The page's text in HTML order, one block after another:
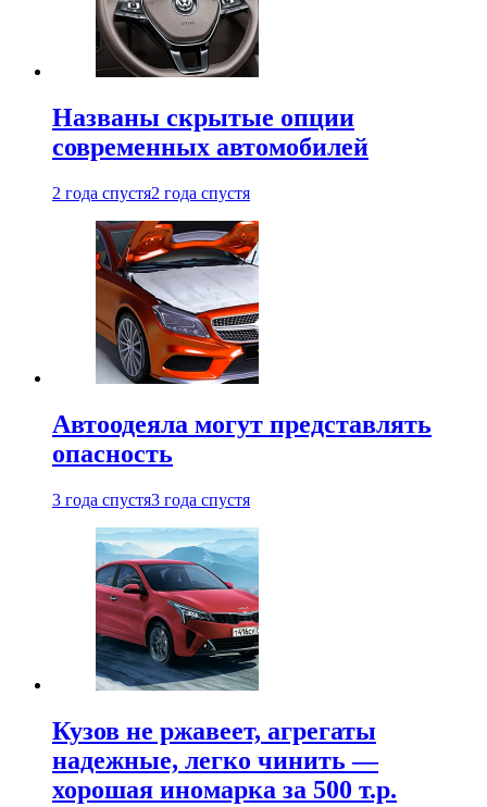
Названы скрытые опции
современных автомобилей
2 года спустя2 года спустя
Автоодеяла могут представлять
опасность
3 года спустя3 года спустя
Кузов не ржавеет, агрегаты
надежные, легко чинить —
хорошая иномарка за 500 т.р.